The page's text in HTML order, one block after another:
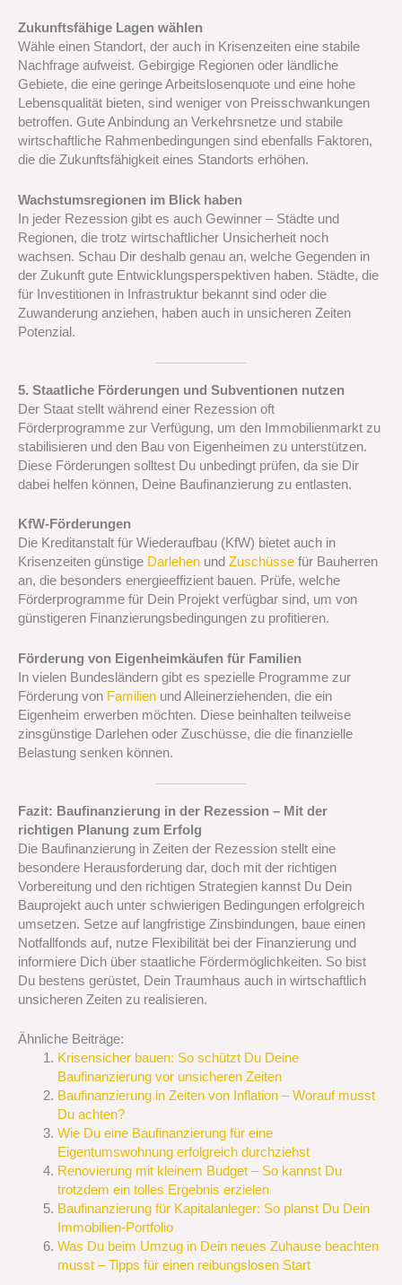
Zukunftsfähige Lagen wählen
Wähle einen Standort, der auch in Krisenzeiten eine stabile
Nachfrage aufweist. Gebirgige Regionen oder ländliche
Gebiete, die eine geringe Arbeitslosenquote und eine hohe
Lebensqualität bieten, sind weniger von Preisschwankungen
betroffen. Gute Anbindung an Verkehrsnetze und stabile
wirtschaftliche Rahmenbedingungen sind ebenfalls Faktoren,
die die Zukunftsfähigkeit eines Standorts erhöhen.
Wachstumsregionen im Blick haben
In jeder Rezession gibt es auch Gewinner – Städte und
Regionen, die trotz wirtschaftlicher Unsicherheit noch
wachsen. Schau Dir deshalb genau an, welche Gegenden in
der Zukunft gute Entwicklungsperspektiven haben. Städte, die
für Investitionen in Infrastruktur bekannt sind oder die
Zuwanderung anziehen, haben auch in unsicheren Zeiten
Potenzial.
5. Staatliche Förderungen und Subventionen nutzen
Der Staat stellt während einer Rezession oft
Förderprogramme zur Verfügung, um den Immobilienmarkt zu
stabilisieren und den Bau von Eigenheimen zu unterstützen.
Diese Förderungen solltest Du unbedingt prüfen, da sie Dir
dabei helfen können, Deine Baufinanzierung zu entlasten.
KfW-Förderungen
Die Kreditanstalt für Wiederaufbau (KfW) bietet auch in
Krisenzeiten günstige Darlehen und Zuschüsse für Bauherren
an, die besonders energieeffizient bauen. Prüfe, welche
Förderprogramme für Dein Projekt verfügbar sind, um von
günstigeren Finanzierungsbedingungen zu profitieren.
Förderung von Eigenheimkäufen für Familien
In vielen Bundesländern gibt es spezielle Programme zur
Förderung von Familien und Alleinerziehenden, die ein
Eigenheim erwerben möchten. Diese beinhalten teilweise
zinsgünstige Darlehen oder Zuschüsse, die die finanzielle
Belastung senken können.
Fazit: Baufinanzierung in der Rezession – Mit der
richtigen Planung zum Erfolg
Die Baufinanzierung in Zeiten der Rezession stellt eine
besondere Herausforderung dar, doch mit der richtigen
Vorbereitung und den richtigen Strategien kannst Du Dein
Bauprojekt auch unter schwierigen Bedingungen erfolgreich
umsetzen. Setze auf langfristige Zinsbindungen, baue einen
Notfallfonds auf, nutze Flexibilität bei der Finanzierung und
informiere Dich über staatliche Fördermöglichkeiten. So bist
Du bestens gerüstet, Dein Traumhaus auch in wirtschaftlich
unsicheren Zeiten zu realisieren.
Ähnliche Beiträge:
Krisensicher bauen: So schützt Du Deine
Baufinanzierung vor unsicheren Zeiten
Baufinanzierung in Zeiten von Inflation – Worauf musst
Du achten?
Wie Du eine Baufinanzierung für eine
Eigentumswohnung erfolgreich durchziehst
Renovierung mit kleinem Budget – So kannst Du
trotzdem ein tolles Ergebnis erzielen
Baufinanzierung für Kapitalanleger: So planst Du Dein
Immobilien-Portfolio
Was Du beim Umzug in Dein neues Zuhause beachten
musst – Tipps für einen reibungslosen Start